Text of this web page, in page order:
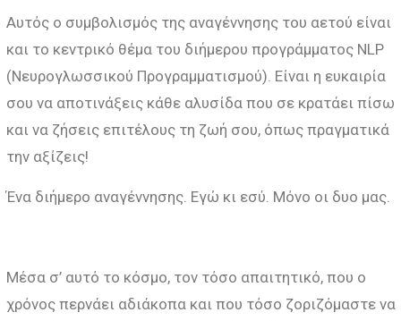
Αυτός ο συμβολισμός της αναγέννησης του αετού είναι
και το κεντρικό θέμα του διήμερου προγράμματος NLP
(Νευρογλωσσικού Προγραμματισμού). Είναι η ευκαιρία
σου να αποτινάξεις κάθε αλυσίδα που σε κρατάει πίσω
και να ζήσεις επιτέλους τη ζωή σου, όπως πραγματικά
την αξίζεις!
Ένα διήμερο αναγέννησης. Εγώ κι εσύ. Μόνο οι δυο μας.
Μέσα σ’ αυτό το κόσμο, τον τόσο απαιτητικό, που ο
χρόνος περνάει αδιάκοπα και που τόσο ζοριζόμαστε να